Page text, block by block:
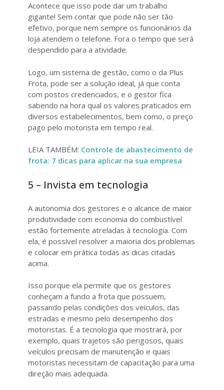
Acontece que isso pode dar um trabalho
gigante! Sem contar que pode não ser tão
efetivo, porque nem sempre os funcionários da
loja atendem o telefone. Fora o tempo que será
despendido para a atividade.
Logo, um sistema de gestão, como o da Plus
Frota, pode ser a solução ideal, já que conta
com postos credenciados, e o gestor fica
sabendo na hora qual os valores praticados em
diversos estabelecimentos, bem como, o preço
pago pelo motorista em tempo real.
LEIA TAMBÉM: Controle de abastecimento de
frota: 7 dicas para aplicar na sua empresa
5 – Invista em tecnologia
A autonomia dos gestores e o alcance de maior
produtividade com economia do combustível
estão fortemente atreladas à tecnologia. Com
ela, é possível resolver a maioria dos problemas
e colocar em prática todas as dicas citadas
acima.
Isso porque ela permite que os gestores
conheçam a fundo a frota que possuem,
passando pelas condições dos veículos, das
estradas e mesmo pelo desempenho dos
motoristas. É a tecnologia que mostrará, por
exemplo, quais trajetos são perigosos, quais
veículos precisam de manutenção e quais
motoristas necessitam de capacitação para uma
direção mais adequada.